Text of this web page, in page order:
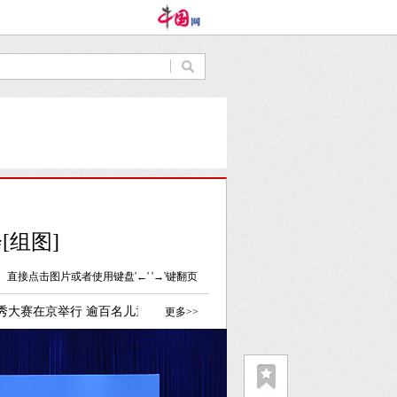
组图]
直接点击图片或者使用键盘'←' '→'键翻页